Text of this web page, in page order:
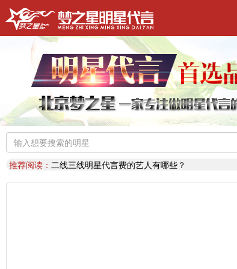
明星代言：找明星代言基本流程包括哪些?明星代言的工作流
推荐阅读：2026年明星肖像代言费【8月实时更新】报价表
推荐阅读：2026年如何找明星代言,如何请明星代言,怎么选
明星代言：2026年诚招各地广告公司，策划公司合作代理明
推荐阅读：找明星代言哪个渠道最好？费用多少？
代言知识：明星代言形式是什么样的？梦之星代言说明书
推荐阅读： 二线三线明星代言费的艺人有哪些？
找明星代言基本流程包括哪些?明星代言的工作流